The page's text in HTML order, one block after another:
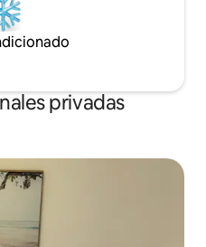
privadas